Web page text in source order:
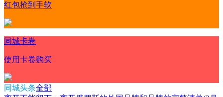
红包抢到手软
同城卡卷
使用卡卷购买
同城头条全部